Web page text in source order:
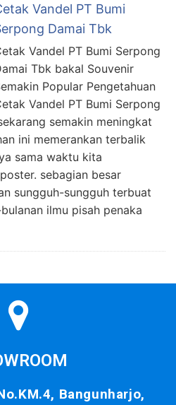
Vandel PT Bumi
Damai Tbk
Vandel PT Bumi Serpong
Tbk bakal Souvenir
Popular Pengetahuan
Vandel PT Bumi Serpong
semakin meningkat
ini memerankan terbalik
sama waktu kita
sebagian besar
sungguh-sungguh terbuat
ilmu pisah penaka
Bangunharjo,